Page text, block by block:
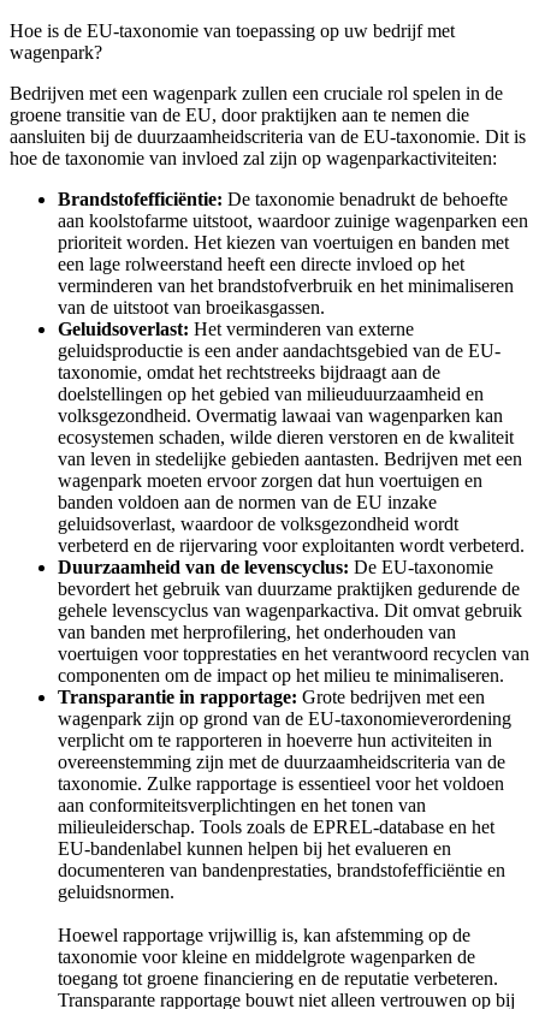
Hoe is de EU-taxonomie van toepassing op uw bedrijf met
wagenpark?
Bedrijven met een wagenpark zullen een cruciale rol spelen in de
groene transitie van de EU, door praktijken aan te nemen die
aansluiten bij de duurzaamheidscriteria van de EU-taxonomie. Dit is
hoe de taxonomie van invloed zal zijn op wagenparkactiviteiten:
Brandstofefficiëntie: De taxonomie benadrukt de behoefte
aan koolstofarme uitstoot, waardoor zuinige wagenparken een
prioriteit worden. Het kiezen van voertuigen en banden met
een lage rolweerstand heeft een directe invloed op het
verminderen van het brandstofverbruik en het minimaliseren
van de uitstoot van broeikasgassen.
Geluidsoverlast: Het verminderen van externe
geluidsproductie is een ander aandachtsgebied van de EU-
taxonomie, omdat het rechtstreeks bijdraagt aan de
doelstellingen op het gebied van milieuduurzaamheid en
volksgezondheid. Overmatig lawaai van wagenparken kan
ecosystemen schaden, wilde dieren verstoren en de kwaliteit
van leven in stedelijke gebieden aantasten. Bedrijven met een
wagenpark moeten ervoor zorgen dat hun voertuigen en
banden voldoen aan de normen van de EU inzake
geluidsoverlast, waardoor de volksgezondheid wordt
verbeterd en de rijervaring voor exploitanten wordt verbeterd.
Duurzaamheid van de levenscyclus: De EU-taxonomie
bevordert het gebruik van duurzame praktijken gedurende de
gehele levenscyclus van wagenparkactiva. Dit omvat gebruik
van banden met herprofilering, het onderhouden van
voertuigen voor topprestaties en het verantwoord recyclen van
componenten om de impact op het milieu te minimaliseren.
Transparantie in rapportage: Grote bedrijven met een
wagenpark zijn op grond van de EU-taxonomieverordening
verplicht om te rapporteren in hoeverre hun activiteiten in
overeenstemming zijn met de duurzaamheidscriteria van de
taxonomie. Zulke rapportage is essentieel voor het voldoen
aan conformiteitsverplichtingen en het tonen van
milieuleiderschap. Tools zoals de EPREL-database en het
EU-bandenlabel kunnen helpen bij het evalueren en
documenteren van bandenprestaties, brandstofefficiëntie en
geluidsnormen.
Hoewel rapportage vrijwillig is, kan afstemming op de
taxonomie voor kleine en middelgrote wagenparken de
toegang tot groene financiering en de reputatie verbeteren.
Transparante rapportage bouwt niet alleen vertrouwen op bij